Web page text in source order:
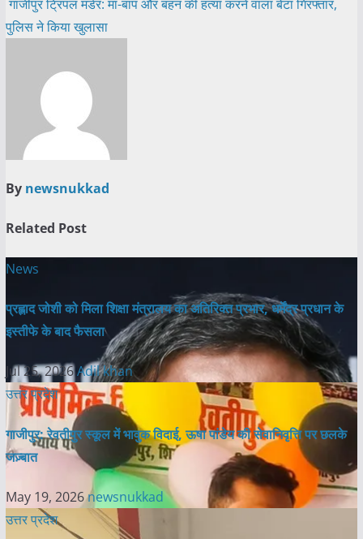
गाजीपुर ट्रिपल मर्डर: मां-बाप और बहन की हत्या करने वाला बेटा गिरफ्तार,
पुलिस ने किया खुलासा
By newsnukkad
Related Post
News
प्रह्लाद जोशी को मिला शिक्षा मंत्रालय का अतिरिक्त प्रभार, धर्मेंद्र प्रधान के
इस्तीफे के बाद फैसला
Jul 25, 2026Adil khan
उत्तर प्रदेश
गाजीपुर: रेवतीपुर स्कूल में भावुक विदाई, ऊषा पांडेय की सेवानिवृत्ति पर छलके
जज़्बात
May 19, 2026newsnukkad
उत्तर प्रदेश